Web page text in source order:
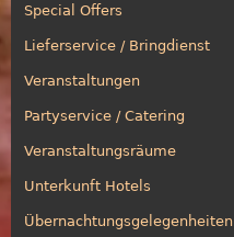
Special Offers
Lieferservice / Bringdienst
Veranstaltungen
Partyservice / Catering
Veranstaltungsräume
Unterkunft Hotels
Übernachtungsgelegenheiten